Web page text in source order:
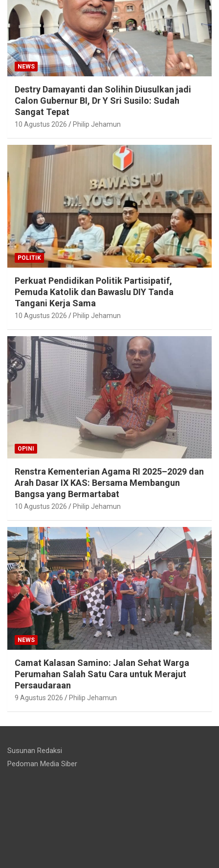
NEWS
Destry Damayanti dan Solihin Diusulkan jadi
Calon Gubernur BI, Dr Y Sri Susilo: Sudah
Sangat Tepat
10 Agustus 2026 Philip Jehamun
POLITIK
Perkuat Pendidikan Politik Partisipatif,
Pemuda Katolik dan Bawaslu DIY Tanda
Tangani Kerja Sama
10 Agustus 2026 Philip Jehamun
OPINI
Renstra Kementerian Agama RI 2025–2029 dan
Arah Dasar IX KAS: Bersama Membangun
Bangsa yang Bermartabat
10 Agustus 2026 Philip Jehamun
NEWS
Camat Kalasan Samino: Jalan Sehat Warga
Perumahan Salah Satu Cara untuk Merajut
Persaudaraan
9 Agustus 2026 Philip Jehamun
Susunan Redaksi
Pedoman Media Siber